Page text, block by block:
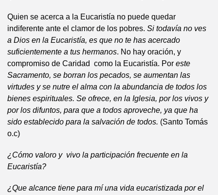
Quien se acerca a la Eucaristía no puede quedar
indiferente ante el clamor de los pobres. Si todavía no ves
a Dios en la Eucaristía, es que no te has acercado
suficientemente a tus hermanos. No hay oración, y
compromiso de Caridad como la Eucaristía. Por este
Sacramento, se borran los pecados, se aumentan las
virtudes y se nutre el alma con la abundancia de todos los
bienes espirituales. Se ofrece, en la Iglesia, por los vivos y
por los difuntos, para que a todos aproveche, ya que ha
sido establecido para la salvación de todos. (Santo Tomás
o.c)
¿Cómo valoro y vivo la participación frecuente en la
Eucaristía?
¿Que alcance tiene para mí una vida eucaristizada por el